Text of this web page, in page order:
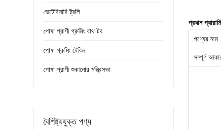
প্রধান
পণ্যের নাম
সম্পূর্ণ
ভেটেরিনারি ট্রলি
পোষা প্রাণী গ্রুমিং বাথ টব
পোষা গ্রুমিং টেবিল
পোষা প্রাণী শুকানোর মন্ত্রিসভা
বৈশিষ্ট্যযুক্ত পণ্য